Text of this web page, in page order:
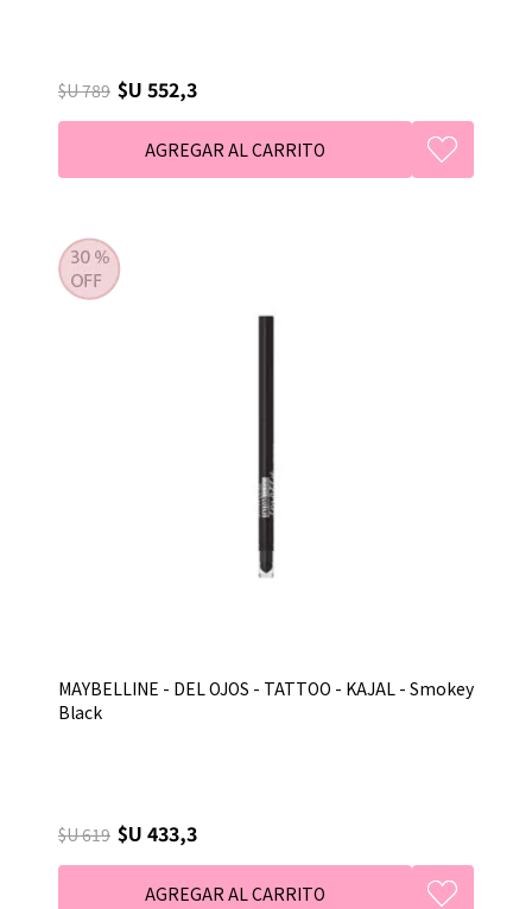
$U 789 $U 552,3
MAYBELLINE - DEL OJOS - TATTOO - KAJAL - Smokey
Black
$U 619 $U 433,3